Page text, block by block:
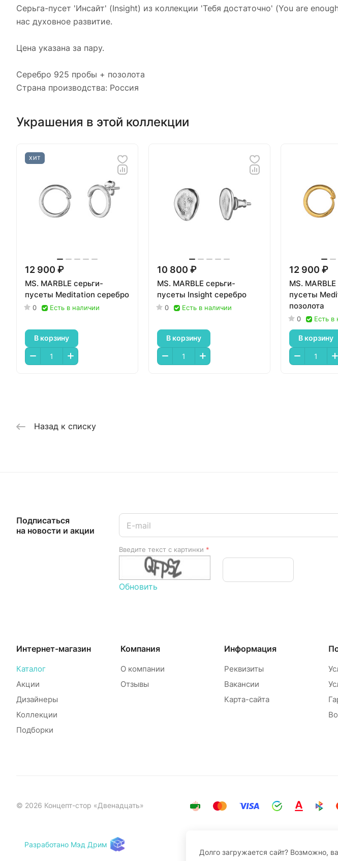
Серьга-пусет 'Инсайт' (Insight) из коллекции 'Тебя достаточно' (You are
нас духовное развитие.
Цена указана за пару.
Серебро 925 пробы + позолота
Страна производства: Россия
Украшения в этой коллекции
ХИТ
12 900 ₽
MS. MARBLE серьги-
пусеты Meditation серебро
0 Есть в наличии
В корзину
10 800 ₽
MS. MARBLE серьги-
пусеты Insight серебро
0 Есть в наличии
В корзину
12 900 ₽
MS.
пусеты
позолота
0 Есть в
В корзину
Назад к списку
Подписаться
на новости и акции
Введите текст с картинки *
Обновить
Интернет-магазин
Каталог
Акции
Дизайнеры
Коллекции
Подборки
Компания
О компании
Отзывы
Информация
Реквизиты
Вакансии
Карта-сайта
© 2026 Концепт-стор «Двенадцать»
Разработано Мэд Дрим
Долго загружается сайт? Возможно,